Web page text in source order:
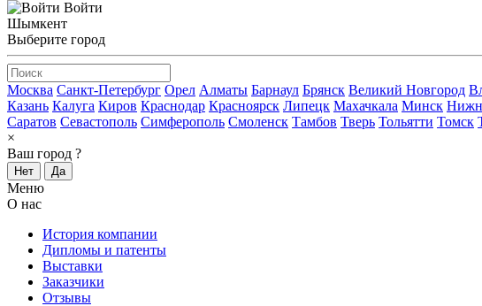
Войти
Шымкент
Выберите город
Москва Санкт-Петербург Орел Алматы Барнаул Брянск Великий Новгород
Казань Калуга Киров Краснодар Красноярск Липецк Махачкала Минск
Саратов Севастополь Симферополь Смоленск Тамбов Тверь Тольятти Томск
×
Ваш город ?
Нет Да
Меню
О нас
История компании
Дипломы и патенты
Выставки
Заказчики
Отзывы